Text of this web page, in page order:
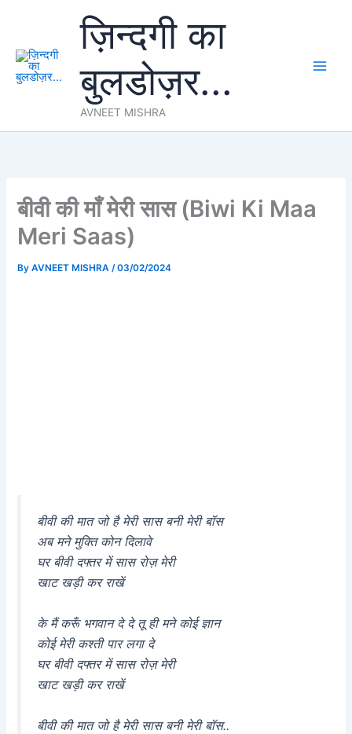
content
ज़िन्दगी का
बुलडोज़र...
AVNEET MISHRA
बीवी की माँ मेरी सास (Biwi Ki Maa
Meri Saas)
ByAVNEET MISHRA/03/02/2024
बीवी की मात जो है मेरी सास बनी मेरी बॉस
अब मने मुक्ति कोन दिलावे
घर बीवी दफ्तर में सास रोज़ मेरी
खाट खड़ी कर राखें
के मैं करूँ भगवान दे दे तू ही मने कोई ज्ञान
कोई मेरी कश्ती पार लगा दे
घर बीवी दफ्तर में सास रोज़ मेरी
खाट खड़ी कर राखें
बीवी की मात जो है मेरी सास बनी मेरी बॉस..